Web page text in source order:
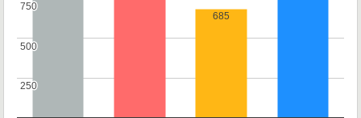
250
250
500
500
750
750
685